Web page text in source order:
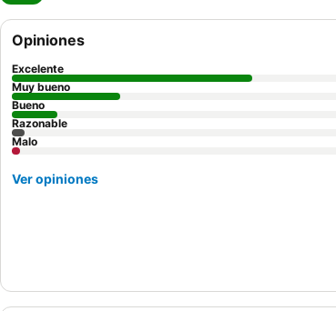
Opiniones
Excelente
Muy bueno
Bueno
Razonable
Malo
Ver opiniones